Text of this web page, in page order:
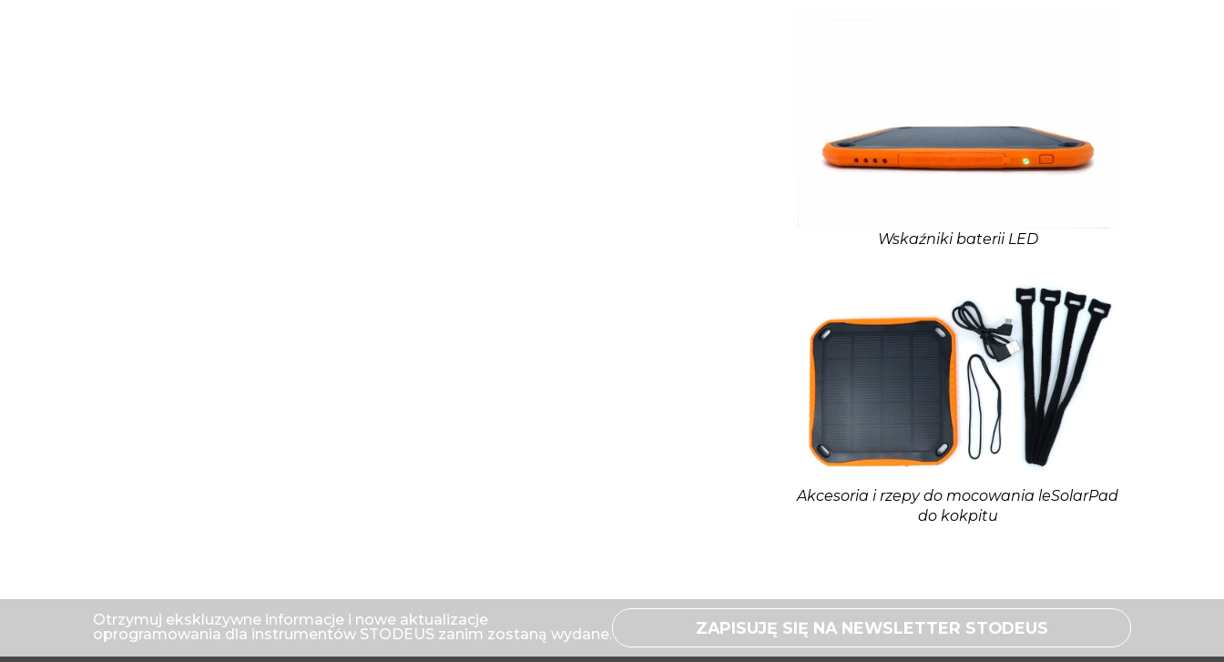
Wskaźniki baterii LED
Akcesoria i rzepy do mocowania leSolarPad
do kokpitu
Otrzymuj ekskluzywne informacje i nowe aktualizacje
oprogramowania dla instrumentów STODEUS zanim zostaną wydane.
ZAPISUJĘ SIĘ NA NEWSLETTER STODEUS